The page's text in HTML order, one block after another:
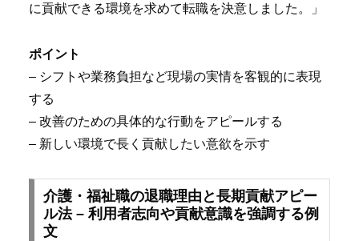
に貢献できる環境を求めて転職を決意しました。」
ポイント
– シフトや業務負担など現場の実情を客観的に表現
する
– 改善のための具体的な行動をアピールする
– 新しい環境で長く貢献したい意欲を示す
介護・福祉職の退職理由と長期貢献アピー
ル法 – 利用者志向や貢献意識を強調する例
文